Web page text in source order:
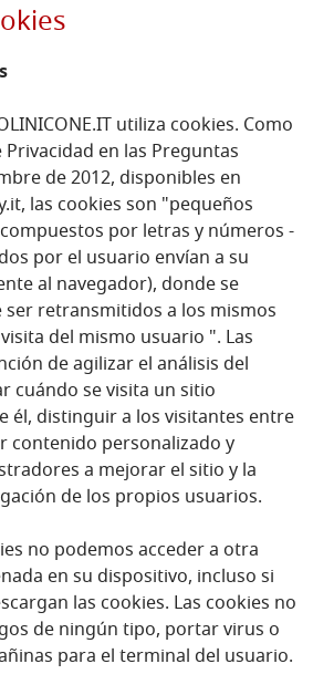
utiliza cookies. Como
en las Preguntas
de 2012, disponibles en
las cookies son "pequeños
por letras y números -
por el usuario envían a su
al navegador), donde se
ser retransmitidos a los mismos
del mismo usuario ". Las
de agilizar el análisis del
cuándo se visita un sitio
él, distinguir a los visitantes entre
contenido personalizado y
a mejorar el sitio y la
de los propios usuarios.
no podemos acceder a otra
en su dispositivo, incluso si
las cookies. Las cookies no
de ningún tipo, portar virus o
para el terminal del usuario.